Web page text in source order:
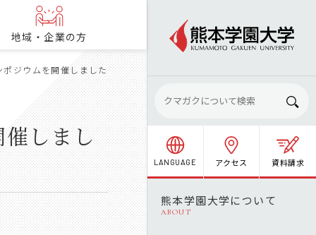
地域・企業の方
LANGUAGE アクセス 資料請求
熊本学園大学について
ABOUT
ジウムを開催しました
しまし